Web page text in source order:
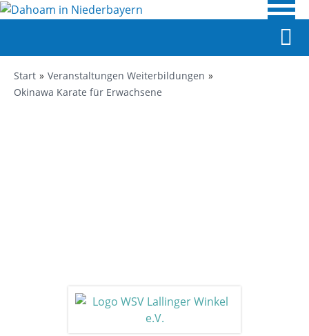
Start
Veranstaltungen Weiterbildungen
Okinawa Karate für Erwachsene